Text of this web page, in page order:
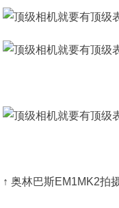
↑ 奥林巴斯EM1MK2拍